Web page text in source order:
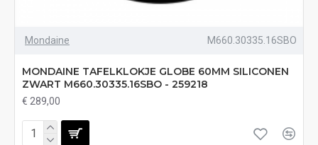
Mondaine M660.30335.16SBO
MONDAINE TAFELKLOKJE GLOBE 60MM SILICONEN
ZWART M660.30335.16SBO - 259218
€ 289,00